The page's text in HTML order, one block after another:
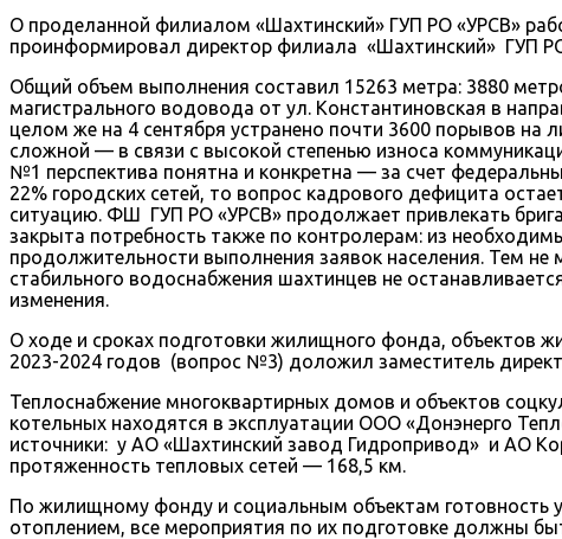
О проделанной филиалом «Шахтинский» ГУП РО «УРСВ»
проинформировал директор филиала «Шахтинский» ГУП
Общий объем выполнения составил 15263 метра: 3880
магистрального водовода от ул. Константиновская в
целом же на 4 сентября устранено почти 3600 порывов на
сложной — в связи с высокой степенью износа
№1 перспектива понятна и конкретна — за счет
22% городских сетей, то вопрос кадрового дефицита
ситуацию. ФШ ГУП РО «УРСВ» продолжает привлекать
закрыта потребность также по контролерам: из
продолжительности выполнения заявок населения. Тем
стабильного водоснабжения шахтинцев не
изменения.
О ходе и сроках подготовки жилищного фонда, объектов
2023-2024 годов (вопрос №3) доложил заместитель
Теплоснабжение многоквартирных домов и объектов
котельных находятся в эксплуатации ООО «Донэнерго
источники: у АО «Шахтинский завод Гидропривод» и АО
протяженность тепловых сетей — 168,5 км.
По жилищному фонду и социальным объектам готовность
отоплением, все мероприятия по их подготовке должны